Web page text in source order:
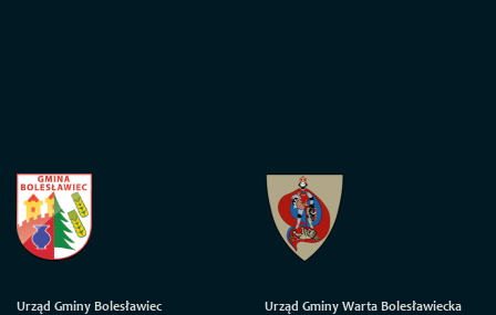
Urząd Gminy Bolesławiec
Urząd Gminy Warta Bolesławiecka